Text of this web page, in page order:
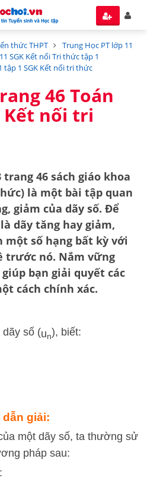
thức THPT
Trung Học PT lớp 11
SGK Kết nối Tri thức tập 1
tập 1 SGK Kết nối tri thức
46 Toán
Kết nối tri
trang 46 sách giáo khoa
là một bài tập quan
giảm của dãy số. Để
dãy tăng hay giảm,
một số hạng bất kỳ với
trước nó. Nắm vững
bạn giải quyết các
cách chính xác.
dãy số (un), biết:
giải:
một dãy số, ta thường sử
pháp sau:
: